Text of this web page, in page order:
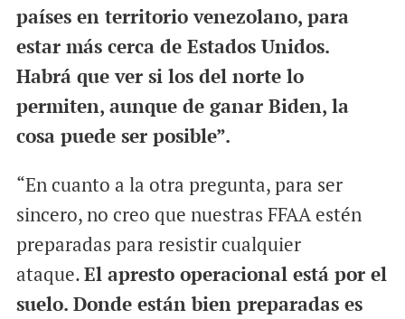
países en territorio venezolano, para
estar más cerca de Estados Unidos.
Habrá que ver si los del norte lo
permiten, aunque de ganar Biden, la
cosa puede ser posible”.
“En cuanto a la otra pregunta, para ser
sincero, no creo que nuestras FFAA estén
preparadas para resistir cualquier
ataque.El apresto operacional está por el
suelo. Donde están bien preparadas es